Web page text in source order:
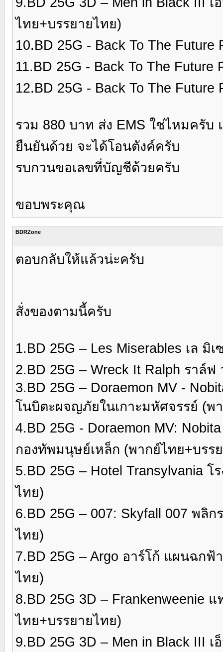
ไทย+บรรยายไทย)
10.BD 25G - Back To The Future
11.BD 25G - Back To The Future
12.BD 25G - Back To The Future
รวม 880 บาท ส่ง EMS ใช่ไหมครับ
ยืนยันด้วย จะได้โอนตังค์ครับ
รบกวนขอเลขที่บัญชีด้วยครับ
ขอบพระคุณ
BDRZone
ตอบกลับให้แล้วน่ะครับ
สั่งของตามนี้ครับ
1.BD 25G – Les Miserables เล มิ
2.BD 25G – Wreck It Ralph ราล์
3.BD 25G – Doraemon MV -
โนบิตะผจญภัยในเกาะมหัศจรรย์ (พ
4.BD 25G - Doraemon MV:
กองทัพมนุษย์เหล็ก (พากย์ไทย+บรร
5.BD 25G – Hotel Transylvania
ไทย)
6.BD 25G – 007: Skyfall 007 พลิ
ไทย)
7.BD 25G – Argo อาร์โก้ แผนฉก
ไทย)
8.BD 25G 3D – Frankenweenie
ไทย+บรรยายไทย)
9.BD 25G 3D – Men in Black III